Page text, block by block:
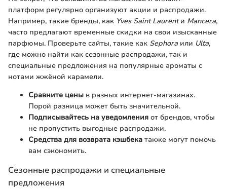
платформ регулярно организуют акции и распродажи.
Например, такие бренды, как Yves Saint Laurentи Mancera,
часто предлагают временные скидки на свои изысканные
парфюмы. Проверьте сайты, такие как Sephora или Ulta,
где можно найти как сезонные распродажи, так и
специальные предложения на популярные ароматы с
нотами жжёной карамели.
Сравните цены в разных интернет-магазинах.
Порой разница может быть значительной.
Подписывайтесь на уведомления от брендов, чтобы
не пропустить выгодные распродажи.
Средства для возврата кэшбека также могут помочь
вам сэкономить.
Сезонные распродажи и специальные
предложения